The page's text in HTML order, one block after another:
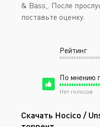
& Bass,. После
поставьте оценку.
Рейтинг
По мнению
Нет голосов
Скачать Hocico /